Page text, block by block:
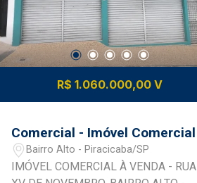
R$ 1.060.000,00 V
Comercial - Imóvel Comercial
Bairro Alto - Piracicaba/SP
IMÓVEL COMERCIAL À VENDA - RUA